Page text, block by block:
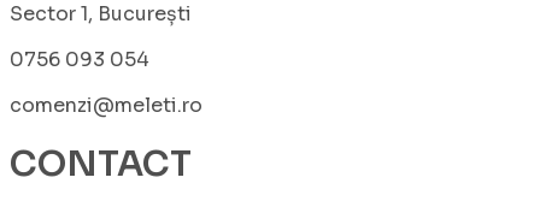
Sector 1, București
0756 093 054
comenzi@meleti.ro
CONTACT